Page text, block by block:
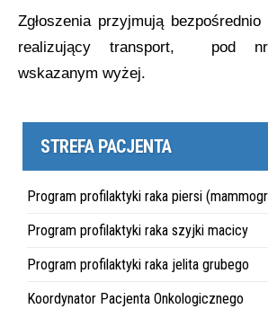
Zgłoszenia przyjmują
realizujący transport, pod
wskazanym wyżej.
STREFA PACJENTA
Program profilaktyki raka piersi
Program profilaktyki raka szyjki macicy
Program profilaktyki raka jelita grubego
Koordynator Pacjenta Onkologicznego